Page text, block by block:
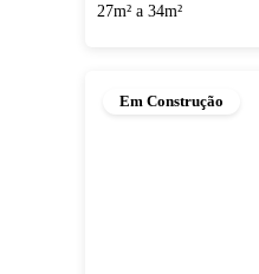
27m² a 34m²
Em Construção